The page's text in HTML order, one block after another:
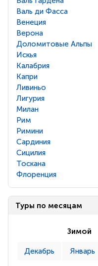
Валь ди Фасса
Венеция
Верона
Доломитовые Альпы
Искья
Калабрия
Капри
Ливиньо
Лигурия
Милан
Рим
Римини
Сардиния
Сицилия
Тоскана
Флоренция
Туры по месяцам
Зимой
Декабрь Январь